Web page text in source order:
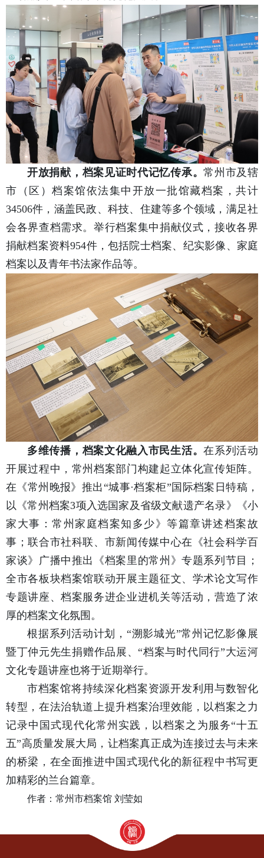
开放捐献，档案见证时代记忆传承。常州市及辖
市（区）档案馆依法集中开放一批馆藏档案，共计
34506件，涵盖民政、科技、住建等多个领域，满足社
会各界查档需求。举行档案集中捐献仪式，接收各界
捐献档案资料954件，包括院士档案、纪实影像、家庭
档案以及青年书法家作品等。
多维传播，档案文化融入市民生活。在系列活动
开展过程中，常州档案部门构建起立体化宣传矩阵。
在《常州晚报》推出“城事·档案柜”国际档案日特稿，
以《常州档案3项入选国家及省级文献遗产名录》《小
家大事：常州家庭档案知多少》等篇章讲述档案故
事；联合市社科联、市新闻传媒中心在《社会科学百
家谈》广播中推出《档案里的常州》专题系列节目；
全市各板块档案馆联动开展主题征文、学术论文写作
专题讲座、档案服务进企业进机关等活动，营造了浓
厚的档案文化氛围。
根据系列活动计划，“溯影城光”常州记忆影像展
暨丁仲元先生捐赠作品展、“档案与时代同行”大运河
文化专题讲座也将于近期举行。
市档案馆将持续深化档案资源开发利用与数智化
转型，在法治轨道上提升档案治理效能，以档案之力
记录中国式现代化常州实践，以档案之为服务“十五
五”高质量发展大局，让档案真正成为连接过去与未来
的桥梁，在全面推进中国式现代化的新征程中书写更
加精彩的兰台篇章。
作者：常州市档案馆 刘莹如